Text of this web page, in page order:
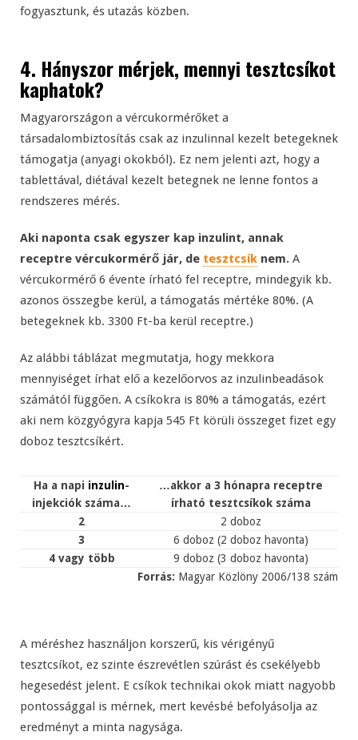
fogyasztunk, és utazás közben.
4. Hányszor mérjek, mennyi tesztcsíkot
kaphatok?
Magyarországon a vércukormérőket a
társadalombiztosítás csak az inzulinnal kezelt betegeknek
támogatja (anyagi okokból). Ez nem jelenti azt, hogy a
tablettával, diétával kezelt betegnek ne lenne fontos a
rendszeres mérés.
Aki naponta csak egyszer kap inzulint, annak
receptre vércukormérő jár, de tesztcsík nem. A
vércukormérő 6 évente írható fel receptre, mindegyik kb.
azonos összegbe kerül, a támogatás mértéke 80%. (A
betegeknek kb. 3300 Ft-ba kerül receptre.)
Az alábbi táblázat megmutatja, hogy mekkora
mennyiséget írhat elő a kezelőorvos az inzulinbeadások
számától függően. A csíkokra is 80% a támogatás, ezért
aki nem közgyógyra kapja 545 Ft körüli összeget fizet egy
doboz tesztcsíkért.
Ha a napi inzulin-
injekciók száma…
…akkor a 3 hónapra receptre
írható tesztcsíkok száma
2
2 doboz
3
6 doboz (2 doboz havonta)
4 vagy több
9 doboz (3 doboz havonta)
Forrás: Magyar Közlöny 2006/138 szám
A méréshez használjon korszerű, kis vérigényű
tesztcsíkot, ez szinte észrevétlen szúrást és csekélyebb
hegesedést jelent. E csíkok technikai okok miatt nagyobb
pontossággal is mérnek, mert kevésbé befolyásolja az
eredményt a minta nagysága.